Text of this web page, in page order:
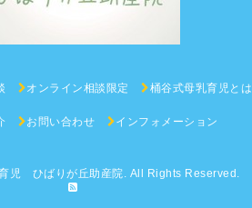
オンライン相談限定 桶谷式母乳育児とは
お問い合わせ インフォメーション
児 ひばりが丘助産院. All Rights Reserved.